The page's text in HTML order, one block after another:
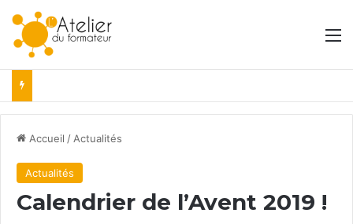
Accueil / Actualités
Actualités
Calendrier de l’Avent 2019 !